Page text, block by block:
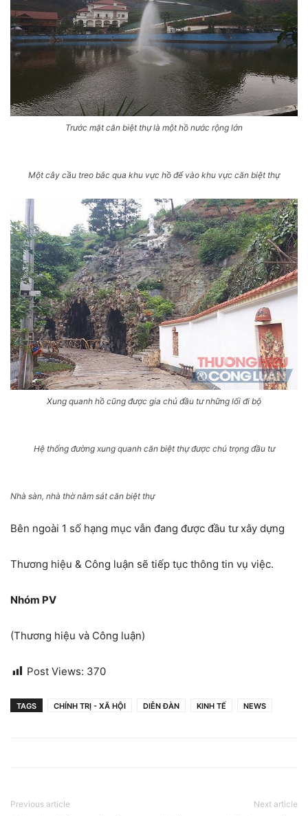
Trước mặt căn biệt thự là một hồ nước rộng lớn
Một cây cầu treo bắc qua khu vực hồ để vào khu vực căn biệt thự
Xung quanh hồ cũng được gia chủ đầu tư những lối đi bộ
Hệ thống đường xung quanh căn biệt thự được chú trọng đầu tư
Nhà sàn, nhà thờ nằm sát căn biệt thự
Bên ngoài 1 số hạng mục vẫn đang được đầu tư xây dựng
Thương hiệu & Công luận sẽ tiếp tục thông tin vụ việc.
Nhóm PV
(Thương hiệu và Công luận)
Post Views: 370
TAGS CHÍNH TRỊ - XÃ HỘI DIỄN ĐÀN KINH TẾ NEWS
Previous article Next article